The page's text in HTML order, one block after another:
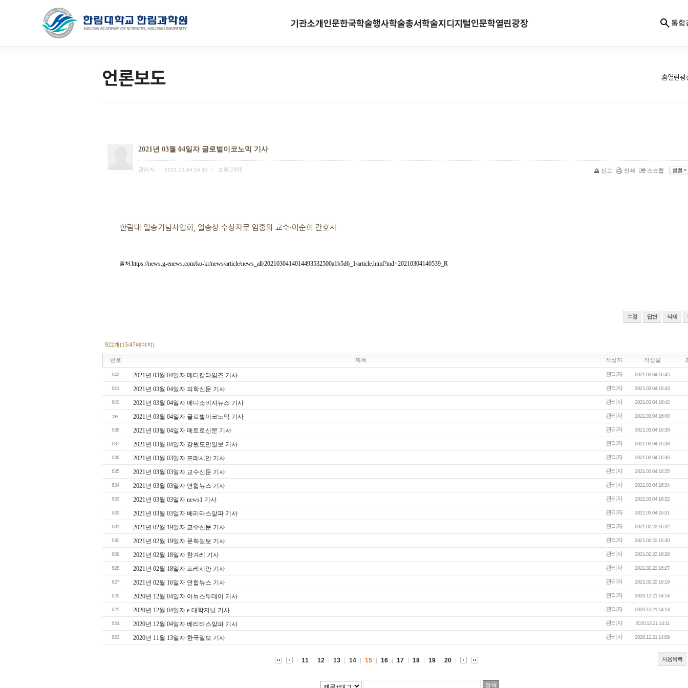
기관소개인문한국학술행사학술총서학술지디지털인문학열린광장 통합
언론보도 홈열린광
2021년 03월 04일자 글로벌이코노믹 기사
관리자 2021.03.04 16:40 조회 2898 신고 인쇄 스크랩
한림대 일송기념사업회, 일송상 수상자로 임홍의 교수·이순희 간호사
출처:https://news.g-enews.com/ko-kr/news/article/news_all/2021030414014493532500a1b5d6_1/article.html?md=20210304140539_R
수정 답변 삭제
922개(15/47페이지)
번호 제목 작성자 작성일
642 2021년 03월 04일자 메디칼타임즈 기사 관리자 2021.03.04 16:45
641 2021년 03월 04일자 의학신문 기사 관리자 2021.03.04 16:43
640 2021년 03월 04일자 메디소비자뉴스 기사 관리자 2021.03.04 16:42
>> 2021년 03월 04일자 글로벌이코노믹 기사 관리자 2021.03.04 16:40
638 2021년 03월 04일자 메트로신문 기사 관리자 2021.03.04 16:39
637 2021년 03월 04일자 강원도민일보 기사 관리자 2021.03.04 16:38
636 2021년 03월 03일자 프레시안 기사 관리자 2021.03.04 16:36
635 2021년 03월 03일자 교수신문 기사 관리자 2021.03.04 16:35
634 2021년 03월 03일자 연합뉴스 기사 관리자 2021.03.04 16:34
633 2021년 03월 03일자 news1 기사 관리자 2021.03.04 16:32
632 2021년 03월 03일자 베리타스알파 기사 관리자 2021.03.04 16:31
631 2021년 02월 19일자 교수신문 기사 관리자 2021.02.22 16:32
630 2021년 02월 19일자 문화일보 기사 관리자 2021.02.22 16:30
629 2021년 02월 18일자 한겨레 기사 관리자 2021.02.22 16:28
628 2021년 02월 18일자 프레시안 기사 관리자 2021.02.22 16:27
627 2021년 02월 16일자 연합뉴스 기사 관리자 2021.02.22 16:19
626 2020년 12월 04일자 이뉴스투데이 기사 관리자 2020.12.21 14:14
625 2020년 12월 04일자 e-대학저널 기사 관리자 2020.12.21 14:13
624 2020년 12월 04일자 베리타스알파 기사 관리자 2020.12.21 14:11
623 2020년 11월 13일자 한국일보 기사 관리자 2020.12.21 14:09
처음목록
11 12 13 14 15 16 17 18 19 20